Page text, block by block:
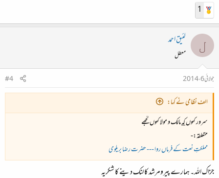
1
ل لئیق احمد
معطل
جولائی 6، 2014
#4
الف نظامی نے کہا:
سرور کہوںکہمالک و مولا کہوں تجھے
متعلقہ:-
مملکتِ نعت کے فرماں روا --- حضرت رضا بریلوی
جزاک اللہ۔ ہمارے پیرومرشد کا لنک دینے کا شکریہ